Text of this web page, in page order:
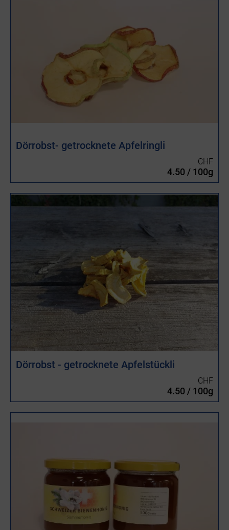
Dörrobst- getrocknete Apfelringli
CHF
4.50 / 100g
Dörrobst - getrocknete Apfelstückli
CHF
4.50 / 100g